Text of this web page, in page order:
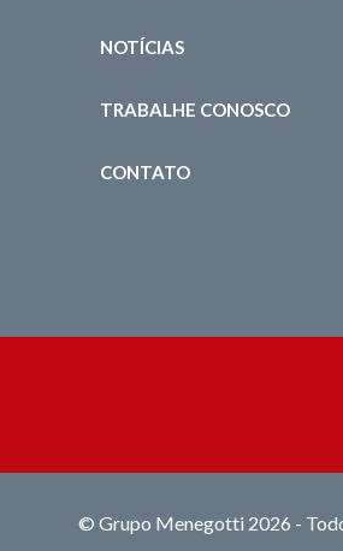
NOTÍCIAS
TRABALHE CONOSCO
CONTATO
© Grupo Menegotti 2026 -